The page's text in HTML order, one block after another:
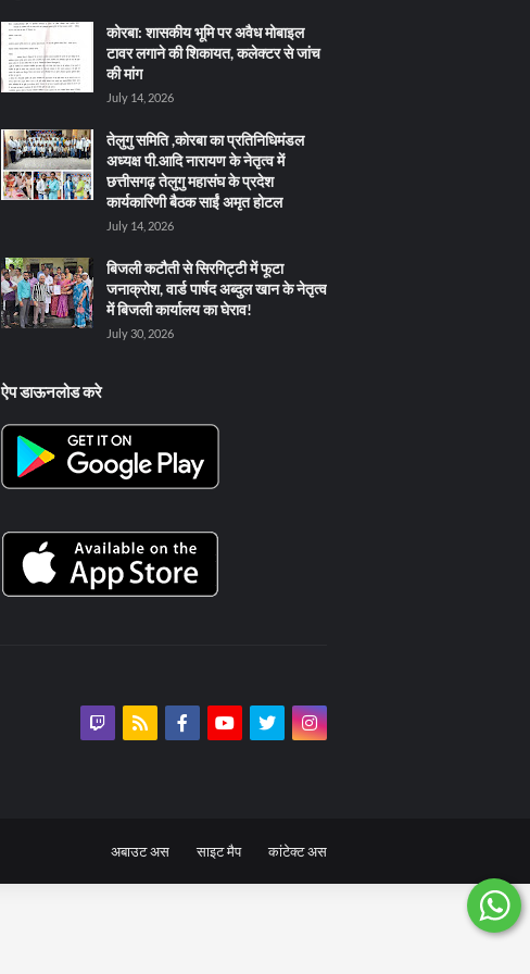
कोरबा: शासकीय भूमि पर अवैध मोबाइल
टावर लगाने की शिकायत, कलेक्टर से जांच
की मांग
July 14, 2026
तेलुगु समिति ,कोरबा का प्रतिनिधिमंडल
अध्यक्ष पी.आदि नारायण के नेतृत्व में
छत्तीसगढ़ तेलुगु महासंघ के प्रदेश
कार्यकारिणी बैठक साईं अमृत होटल
July 14, 2026
बिजली कटौती से सिरगिट्टी में फूटा
जनाक्रोश, वार्ड पार्षद अब्दुल खान के नेतृत्व
में बिजली कार्यालय का घेराव!
July 30, 2026
ऐप डाऊनलोड करे
अबाउट अस साइट मैप कांटेक्ट अस